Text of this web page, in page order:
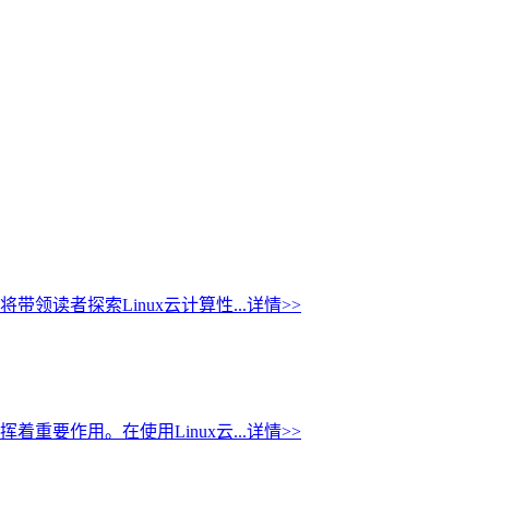
带领读者探索Linux云计算性...详情>>
着重要作用。在使用Linux云...详情>>